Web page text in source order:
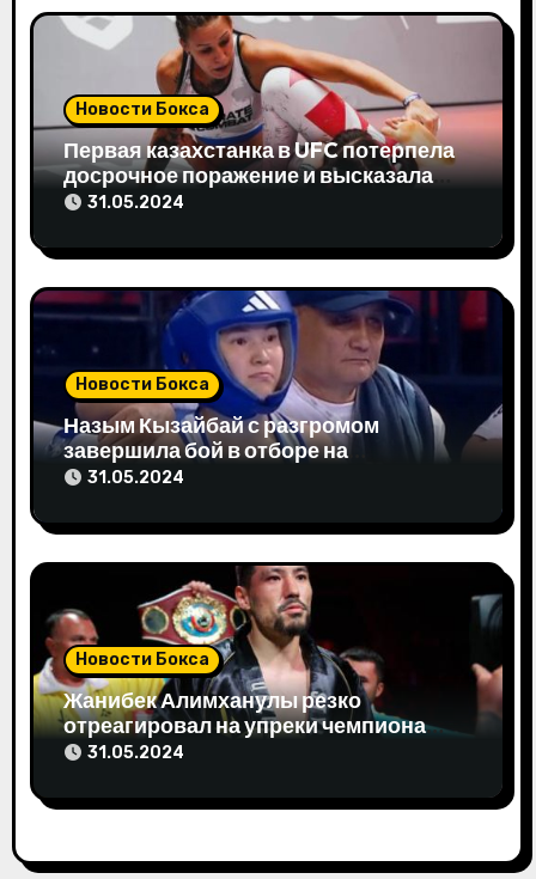
з
а
п
и
с
м
Новости Бокса
Первая казахстанка в UFC потерпела
досрочное поражение и высказала
свое мнение
31.05.2024
Новости Бокса
Назым Кызайбай с разгромом
завершила бой в отборе на
Олимпиаду-2024
31.05.2024
Новости Бокса
Жанибек Алимханулы резко
отреагировал на упреки чемпиона
мира
31.05.2024